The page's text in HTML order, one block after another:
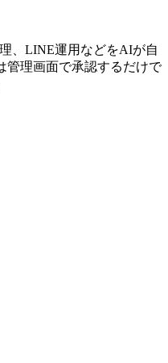
LINE運用などをAIが自
理画面で承認するだけで